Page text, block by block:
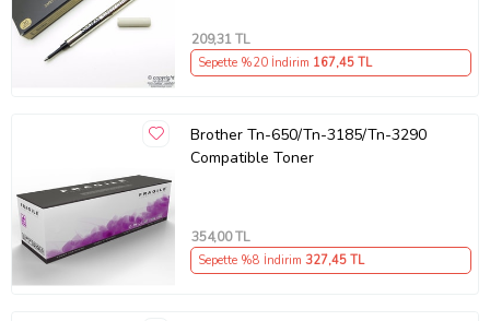
209,31 TL
Sepette %20 İndirim 167,45 TL
Brother Tn-650/Tn-3185/Tn-3290
Compatible Toner
354,00 TL
Sepette %8 İndirim 327,45 TL